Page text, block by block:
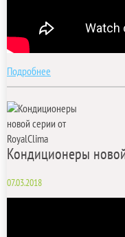
Подробнее
Кондиционеры
07.03.2018